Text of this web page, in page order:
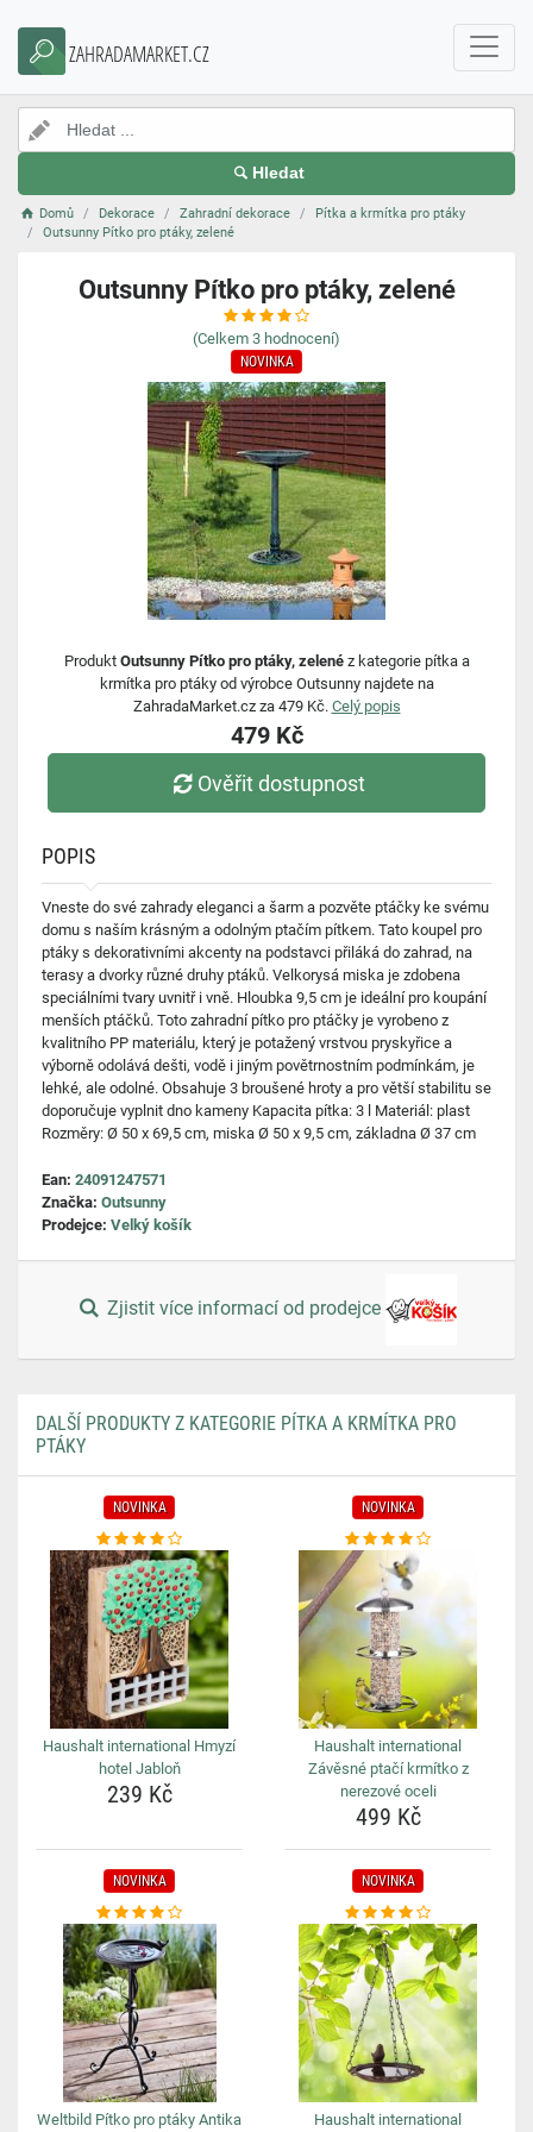
ZAHRADAMARKET.CZ
Hledat
Domů Dekorace Zahradní dekorace
Pítka a krmítka pro ptáky
Outsunny Pítko pro ptáky, zelené
Outsunny Pítko pro ptáky, zelené
(Celkem 3 hodnocení)
NOVINKA
Produkt Outsunny Pítko pro ptáky, zelenéz kategorie pítka a
krmítka pro ptáky od výrobce Outsunny najdete na
ZahradaMarket.cz za 479 Kč. Celý popis
479 Kč
Ověřit dostupnost
POPIS
Vneste do své zahrady eleganci a šarm a pozvěte ptáčky ke svému
domu s naším krásným a odolným ptačím pítkem. Tato koupel pro
ptáky s dekorativními akcenty na podstavci přiláká do zahrad, na
terasy a dvorky různé druhy ptáků. Velkorysá miska je zdobena
speciálními tvary uvnitř i vně. Hloubka 9,5 cm je ideální pro koupání
menších ptáčků. Toto zahradní pítko pro ptáčky je vyrobeno z
kvalitního PP materiálu, který je potažený vrstvou pryskyřice a
výborně odolává dešti, vodě i jiným povětrnostním podmínkám, je
lehké, ale odolné. Obsahuje 3 broušené hroty a pro větší stabilitu se
doporučuje vyplnit dno kameny Kapacita pítka: 3 l Materiál: plast
Rozměry: Ø 50 x 69,5 cm, miska Ø 50 x 9,5 cm, základna Ø 37 cm
Ean: 24091247571
Značka: Outsunny
Prodejce: Velký košík
Zjistit více informací od prodejce
DALŠÍ PRODUKTY Z KATEGORIE PÍTKA A KRMÍTKA PRO
PTÁKY
NOVINKA
Haushalt international Hmyzí
hotel Jabloň
239 Kč
NOVINKA
Haushalt international
Závěsné ptačí krmítko z
nerezové oceli
499 Kč
NOVINKA
Weltbild Pítko pro ptáky Antika
NOVINKA
Haushalt international